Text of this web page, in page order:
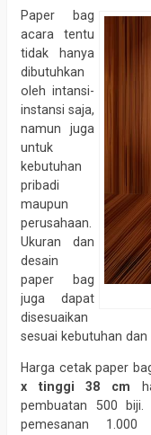
Paper bag
acara tentu
tidak hanya
dibutuhkan
oleh intansi-
instansi saja,
namun juga
untuk
kebutuhan
pribadi
maupun
perusahaan.
Ukuran dan
desain
paper bag
juga dapat
disesuaikan
sesuai kebutuhan dan
Harga cetak paper
x tinggi 38 cm
pembuatan 500
pemesanan